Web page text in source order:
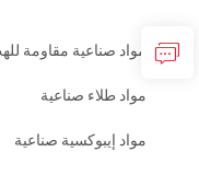
مواد صناعية مقاومة
مواد طلاء صناعية
مواد إيبوكسية صناعية